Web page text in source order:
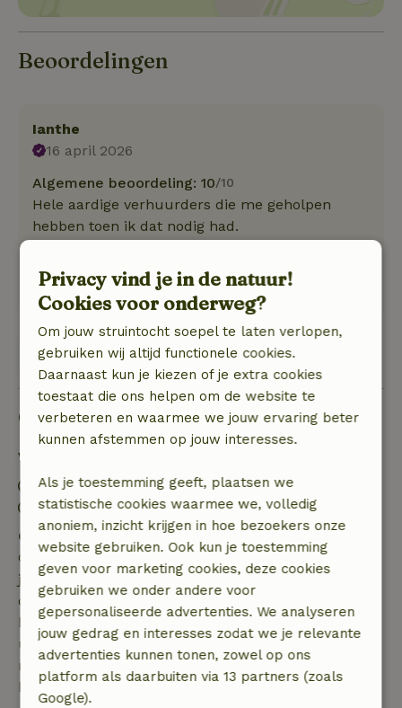
Beoordelingen
Ianthe
16 april 2026
Algemene beoordeling: 10/10
Hele aardige verhuurders die me geholpen
hebben toen ik dat nodig had.
Hele aardige verhuurders die me geholpen
hebben toen ik dat nodig had.
Bekijk 1 beoordeling
Goed om te weten
Verblijfdetails
Inchecken: 15:00- 20:00
Uitchecken: 07:00- 11:00
Gratis annuleren binnen 7 dagen
Gratis annuleren binnen 7 dagen na bevestiging van
je boeking, bij een boekingsaanvraag meer dan 28
dagen voor aanvang. Bij een boeking met aanvang
binnen 28 dagen geldt gratis annuleren binnen 24
uur. Bij annulering binnen gestelde periode heb je
recht op volledige terugbetaling van het
boekingsbedrag.
Privacy vind je in de natuur!
Cookies voor onderweg?
Om jouw struintocht soepel te laten verlopen,
gebruiken wij altijd functionele cookies.
Daarnaast kun je kiezen of je extra cookies
toestaat die ons helpen om de website te
verbeteren en waarmee we jouw ervaring beter
kunnen afstemmen op jouw interesses.
Als je toestemming geeft, plaatsen we
statistische cookies waarmee we, volledig
anoniem, inzicht krijgen in hoe bezoekers onze
website gebruiken. Ook kun je toestemming
geven voor marketing cookies, deze cookies
gebruiken we onder andere voor
gepersonaliseerde advertenties. We analyseren
jouw gedrag en interesses zodat we je relevante
advertenties kunnen tonen, zowel op ons
platform als daarbuiten via 13 partners (zoals
Google).